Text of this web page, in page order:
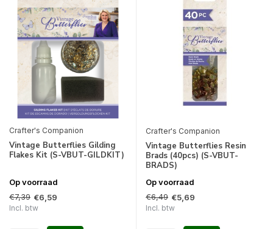
Crafter's Companion
Vintage Butterflies Gilding
Flakes Kit (S-VBUT-GILDKIT)
Op voorraad
€7,39 €6,59
Incl. btw
Crafter's Companion
Vintage Butterflies Resin
Brads (40pcs) (S-VBUT-
BRADS)
Op voorraad
€6,49 €5,69
Incl. btw